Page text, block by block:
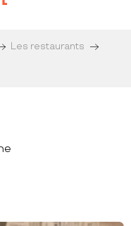
Les restaurants